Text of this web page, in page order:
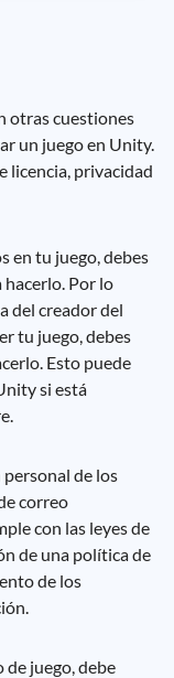
otras cuestiones
un juego en Unity.
licencia, privacidad
en tu juego, debes
hacerlo. Por lo
del creador del
tu juego, debes
Esto puede
si está
de los
correo
con las leyes de
de una política de
de los
de juego, debe